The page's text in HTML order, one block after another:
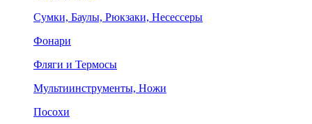
Сумки, Баулы, Рюкзаки, Несессеры
Фонари
Фляги и Термосы
Мультиинструменты, Ножи
Посохи